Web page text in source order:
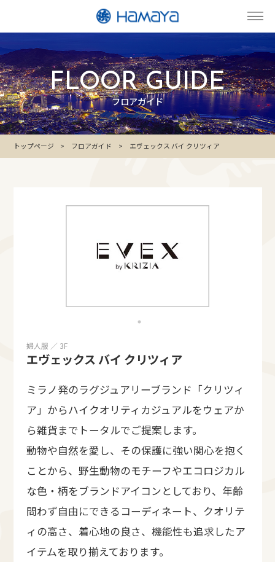
FLOOR GUIDE
フロアガイド
トップページ フロアガイド エヴェックス バイ クリツィア
婦人服 ／ 3F
エヴェックス バイ クリツィア
ミラノ発のラグジュアリーブランド「クリツィ
ア」からハイクオリティカジュアルをウェアか
ら雑貨までトータルでご提案します。
動物や自然を愛し、その保護に強い関心を抱く
ことから、野生動物のモチーフやエコロジカル
な色・柄をブランドアイコンとしており、年齢
問わず自由にできるコーディネート、クオリテ
ィの高さ、着心地の良さ、機能性も追求したア
イテムを取り揃えております。